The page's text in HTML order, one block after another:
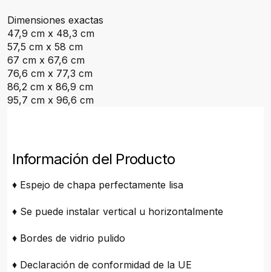
Dimensiones exactas
47,9 cm x 48,3 cm
57,5 cm x 58 cm
67 cm x 67,6 cm
76,6 cm x 77,3 cm
86,2 cm x 86,9 cm
95,7 cm x 96,6 cm
Información del Producto
♦ Espejo de chapa perfectamente lisa
♦ Se puede instalar vertical u horizontalmente
♦ Bordes de vidrio pulido
♦ Declaración de conformidad de la UE